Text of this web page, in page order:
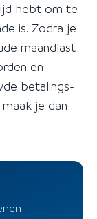
hebt om te
is. Zodra je
maandlast
en
betalings-
je dan